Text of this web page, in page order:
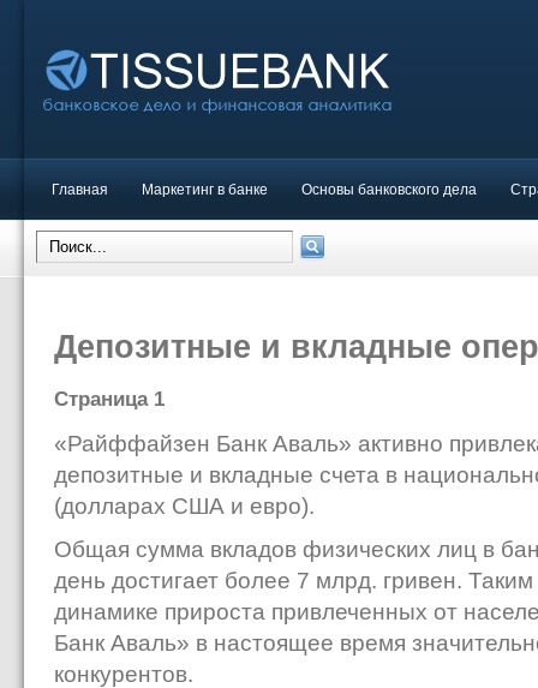
Главная Маркетинг в банке Основы банковского дела
Депозитные и вкладные
Страница 1
«Райффайзен Банк Аваль» активно
депозитные и вкладные счета в
(долларах США и евро).
Общая сумма вкладов физических лиц в
день достигает более 7 млрд. гривен.
динамике прироста привлеченных от
Банк Аваль» в настоящее время
конкурентов.